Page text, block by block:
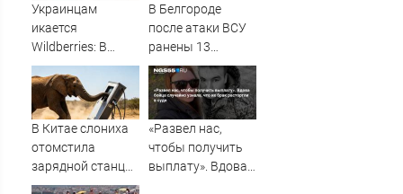
насчитали на 3
Украинцам
икается
Wildberries: В
супермаркетах
начали пустеть
полки » PolitCentr-
NEWS
В Белгороде
после атаки ВСУ
ранены 13
человек, включая
детей
В Китае слониха
отомстила
зарядной станции
за испуганного
«Развел нас,
чтобы получить
выплату». Вдова